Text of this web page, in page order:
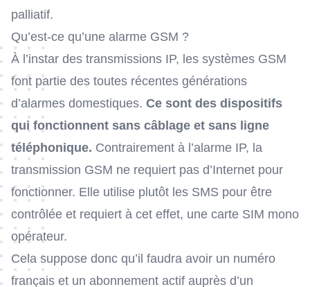
palliatif.
Qu’est-ce qu’une alarme GSM ?
À l’instar des transmissions IP, les systèmes GSM
font partie des toutes récentes générations
d’alarmes domestiques. Ce sont des dispositifs
qui fonctionnent sans câblage et sans ligne
téléphonique. Contrairement à l’alarme IP, la
transmission GSM ne requiert pas d’Internet pour
fonctionner. Elle utilise plutôt les SMS pour être
contrôlée et requiert à cet effet, une carte SIM mono
opérateur.
Cela suppose donc qu’il faudra avoir un numéro
français et un abonnement actif auprès d’un